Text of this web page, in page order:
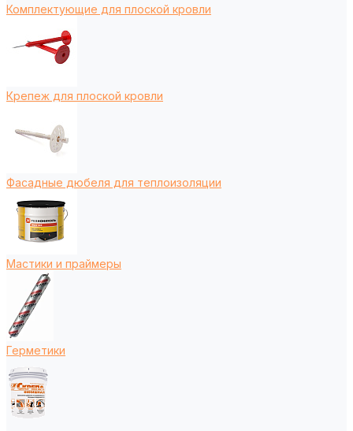
Комплектующие для плоской кровли
Крепеж для плоской кровли
Фасадные дюбеля для теплоизоляции
Мастики и праймеры
Герметики